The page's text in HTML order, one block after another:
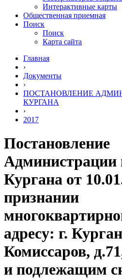
Интерактивные карты
Общественная приемная
Поиск
Поиск
Карта сайта
Главная
›
Документы
›
ПОСТАНОВЛЕНИЕ
КУРГАНА
›
2017
Постановление
Администрации
Кургана от
признании
адресу: г.
Комиссаров,
и подлежащим